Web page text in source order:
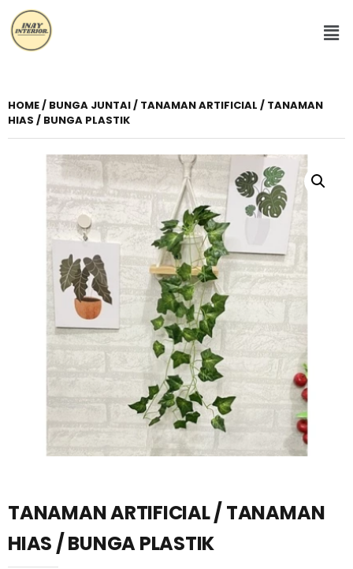
HOME/ BUNGA JUNTAI/ TANAMAN ARTIFICIAL / TANAMAN
HIAS / BUNGA PLASTIK
TANAMAN ARTIFICIAL / TANAMAN
HIAS / BUNGA PLASTIK